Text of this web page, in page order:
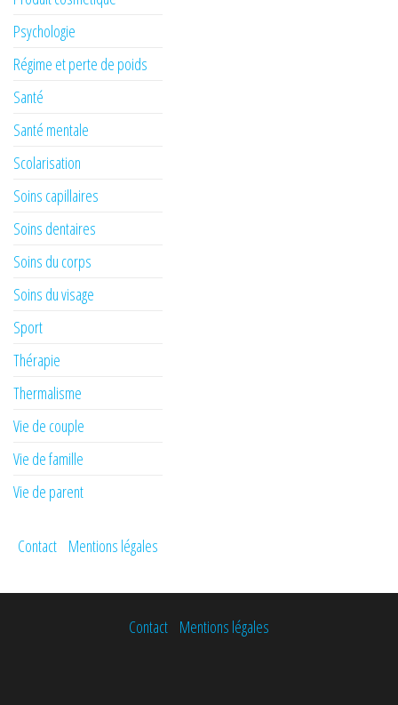
Psychologie
Régime et perte de poids
Santé
Santé mentale
Scolarisation
Soins capillaires
Soins dentaires
Soins du corps
Soins du visage
Sport
Thérapie
Thermalisme
Vie de couple
Vie de famille
Vie de parent
Contact Mentions légales
Contact Mentions légales